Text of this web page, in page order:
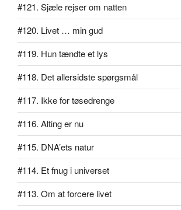
#121. Sjæle rejser om natten
#120. Livet … min gud
#119. Hun tændte et lys
#118. Det allersidste spørgsmål
#117. Ikke for tøsedrenge
#116. Alting er nu
#115. DNA’ets natur
#114. Et fnug i universet
#113. Om at forcere livet